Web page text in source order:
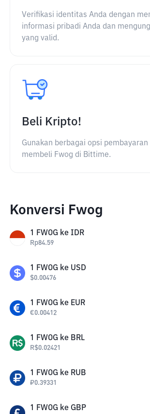
Verifikasi identitas Anda dengan
informasi pribadi Anda dan
yang valid.
Beli Kripto!
Gunakan berbagai opsi
membeli Fwog di Bittime.
Konversi Fwog
1 FWOG ke IDR
Rp84.59
1 FWOG ke USD
$0.00476
1 FWOG ke EUR
€0.00412
1 FWOG ke BRL
R$0.02421
1 FWOG ke RUB
₽0.39331
1 FWOG ke GBP